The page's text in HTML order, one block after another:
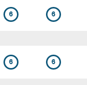
6 6
6 6